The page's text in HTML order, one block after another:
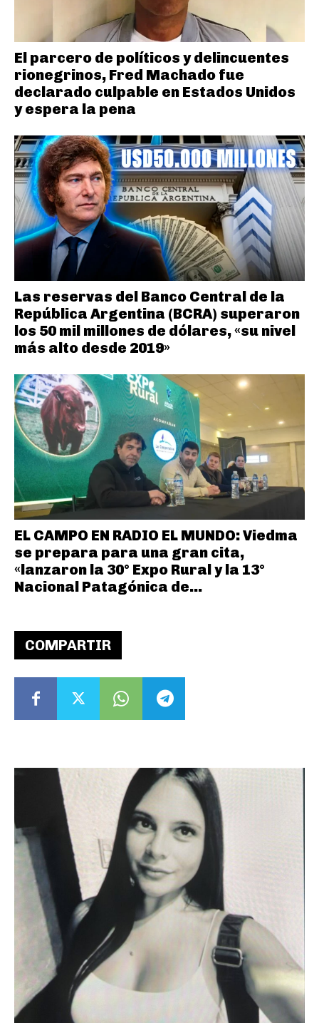
COMPARTIR
El parcero de políticos y delincuentes
rionegrinos, Fred Machado fue
declarado culpable en Estados Unidos
y espera la pena
Las reservas del Banco Central de la
República Argentina (BCRA) superaron
los 50 mil millones de dólares, «su nivel
más alto desde 2019»
EL CAMPO EN RADIO EL MUNDO: Viedma
se prepara para una gran cita,
«lanzaron la 30° Expo Rural y la 13°
Nacional Patagónica de...